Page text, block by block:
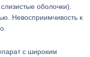
оболочки).
Невосприимчивость к
с широким